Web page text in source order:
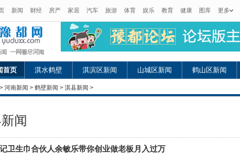
新闻 财经 房产 家居 汽车 旅游 体育 娱乐 教育 健康 图库 更多
首页 淇水鹤壁 淇滨区新闻 山城区新闻 鹤山区新闻
> 河南新闻 > 鹤壁新闻 > 淇县新闻 >
闻
卫生巾合伙人余敏乐带你创业做老板月入过万